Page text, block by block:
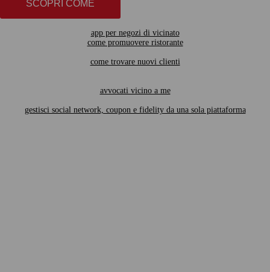
SCOPRI COME
app per negozi di vicinato
come promuovere ristorante
come trovare nuovi clienti
avvocati vicino a me
gestisci social network, coupon e fidelity da una sola piattaforma